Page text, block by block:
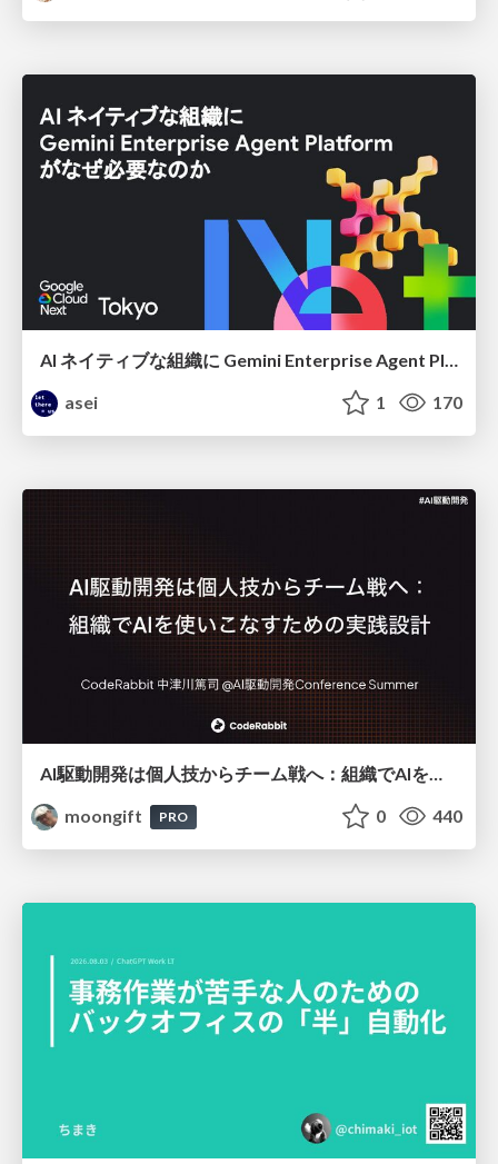
AI ネイティブな組織に Gemini Enterprise Agent Platform がなぜ必要なのか
asei
1 170
AI駆動開発は個人技からチーム戦へ：組織でAIを使いこなすための実践設計
moongift
PRO 0 440